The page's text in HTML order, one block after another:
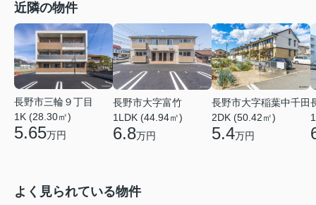
近隣の物件
長野市三輪９丁目
1K (28.30㎡)
5.65万円
長野市大字富竹
1LDK (44.94㎡)
6.8万円
長野市大字稲葉中千田
2DK (50.42㎡)
5.4万円
よく見られている物件